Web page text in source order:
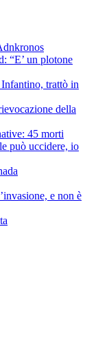
“E’ un plotone
trattò in
della
45 morti
può uccidere, io
e non è